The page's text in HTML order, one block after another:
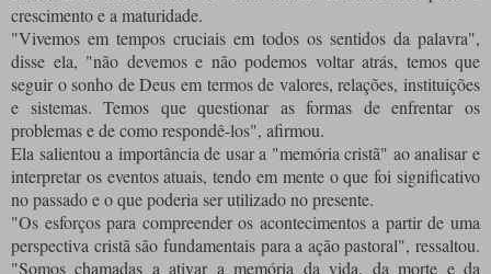
crescimento e a maturidade.
"Vivemos em tempos cruciais em todos os sentidos da palavra",
disse ela, "não devemos e não podemos voltar atrás, temos que
seguir o sonho de Deus em termos de valores, relações, instituições
e sistemas. Temos que questionar as formas de enfrentar os
problemas e de como respondê-los", afirmou.
Ela salientou a importância de usar a "memória cristã" ao analisar e
interpretar os eventos atuais, tendo em mente o que foi significativo
no passado e o que poderia ser utilizado no presente.
"Os esforços para compreender os acontecimentos a partir de uma
perspectiva cristã são fundamentais para a ação pastoral", ressaltou.
"Somos chamadas a ativar a memória da vida, da morte e da